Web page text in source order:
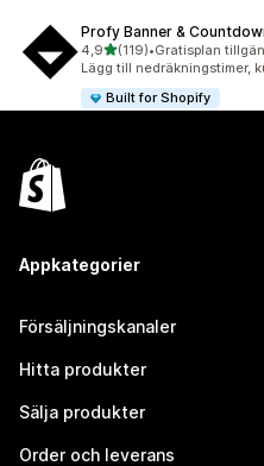
Profy Banner &
4,9av 5 stjärnor
(119)
119 recensioner totalt
•Gratisplan
Lägg till nedräkningstimer,
Built for Shopify
Appkategorier
Försäljningskanaler
Hitta produkter
Sälja produkter
Order och leverans